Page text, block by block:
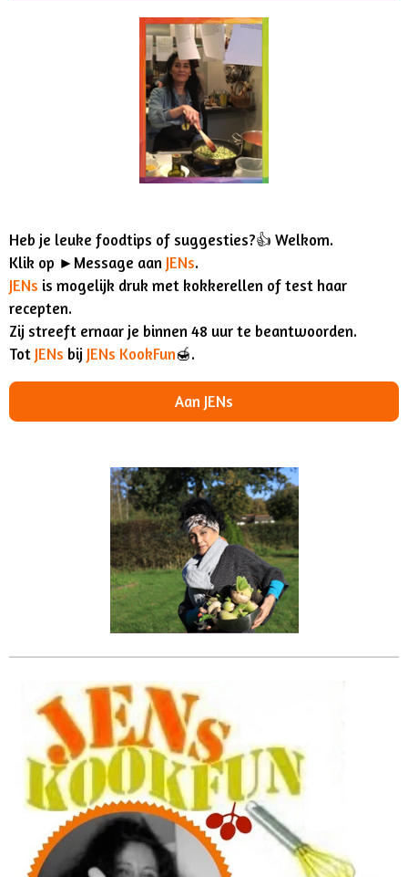
Heb je leuke foodtips of suggesties?👍 Welkom.
Klik op ►Message aan JENs.
JENs is mogelijk druk met kokkerellen of test haar
recepten.
Zij streeft ernaar je binnen 48 uur te beantwoorden.
Tot JENs bij JENs KookFun🍯.
Aan JENs